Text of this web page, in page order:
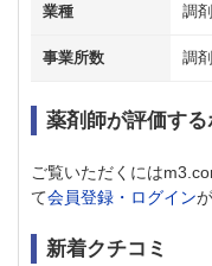
業種 調
事業所数 調
薬剤師が評価する
ご覧いただくには
て会員登録・ログイン
新着クチコミ